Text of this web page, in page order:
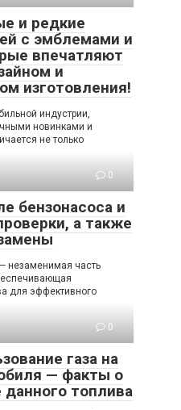
и редкие
с эмблемами и
впечатляют
и
изготовления!
индустрии,
новинками и
не только
0
бензонасоса и
а также
незаменимая часть
для эффективного
0
газа на
— факты о
топлива